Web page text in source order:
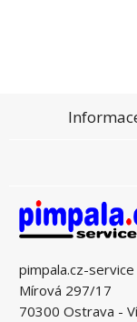
pimpala.cz-
Mírová 297/17
70300 Ostrava -